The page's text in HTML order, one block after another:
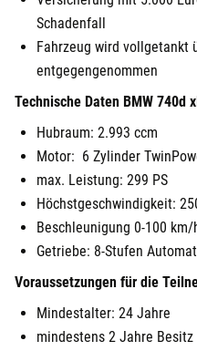
Schadenfall
Fahrzeug wird vollgetankt
entgegengenommen
Technische Daten BMW 740d
Hubraum: 2.993 ccm
Motor: 6 Zylinder
max. Leistung: 299 PS
Höchstgeschwindigkeit:
Beschleunigung 0-100 km/
Getriebe: 8-Stufen
Voraussetzungen für die
Mindestalter: 24 Jahre
mindestens 2 Jahre